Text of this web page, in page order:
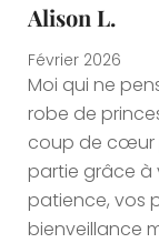
Moi qui ne
robe de
coup de cœur
partie grâce à
patience, vos
bienveillance
Alison L.
Février 2026